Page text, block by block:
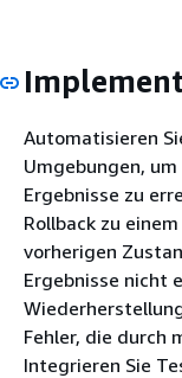
Automatisieren
Umgebungen,
Ergebnisse zu
Rollback zu
vorherigen
Ergebnisse nicht
Fehler, die durch
Integrieren Sie